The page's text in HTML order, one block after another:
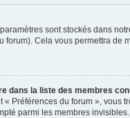
sont stockés dans
forum). Cela vous permettra de
dans la liste des membres
Préférences du forum », vous
parmi les membres invisibles.